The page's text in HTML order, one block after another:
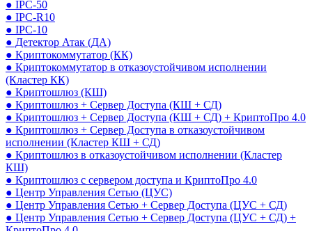
● IPC-50
● IPC-R10
● IPC-10
● Детектор Атак (ДА)
● Криптокоммутатор (КК)
● Криптокоммутатор в отказоустойчивом исполнении
(Кластер КК)
● Криптошлюз (КШ)
● Криптошлюз + Сервер Доступа (КШ + СД)
● Криптошлюз + Сервер Доступа (КШ + СД) + КриптоПро 4.0
● Криптошлюз + Сервер Доступа в отказоустойчивом
исполнении (Кластер КШ + СД)
● Криптошлюз в отказоустойчивом исполнении (Кластер
КШ)
● Криптошлюз с сервером доступа и КриптоПро 4.0
● Центр Управления Сетью (ЦУС)
● Центр Управления Сетью + Сервер Доступа (ЦУС + СД)
● Центр Управления Сетью + Сервер Доступа (ЦУС + СД) +